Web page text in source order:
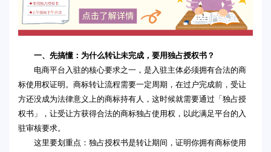
一、先搞懂：为什么转让未完成，要用独占授权书？
电商平台入驻的核心要求之一，是入驻主体必须拥有合法的商
标使用权证明。商标转让流程需要一定周期，在过户完成前，受让
方还没成为法律意义上的商标持有人，这时候就需要通过「独占授
权书」，让受让方获得合法的商标独占使用权，以此满足平台的入
驻审核要求。
这里要划重点：独占授权书是转让期间，证明你拥有商标使用